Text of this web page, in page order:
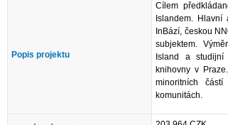
Popis projektu
Cílem
Islandem.
InBází, českou
subjektem.
Island a studijní
knihovny v
minoritních
komunitách.